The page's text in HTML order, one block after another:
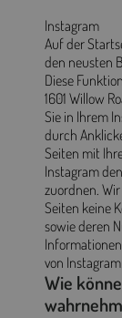
Instagram
Auf der
den neusten
Diese
1601 Willow
Sie in Ihrem
durch
Seiten mit
Instagram
zuordnen.
Seiten keine
sowie deren
von
Wie